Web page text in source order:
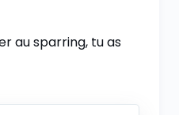
au sparring, tu as